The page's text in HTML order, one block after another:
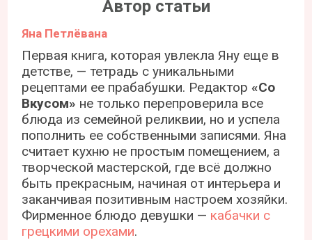
Автор статьи
Яна Петлёвана
Первая книга, которая увлекла Яну еще в
детстве, — тетрадь с уникальными
рецептами ее прабабушки. Редактор«Со
Вкусом» не только перепроверила все
блюда из семейной реликвии, но и успела
пополнить ее собственными записями. Яна
считает кухню не простым помещением, а
творческой мастерской, где всё должно
быть прекрасным, начиная от интерьера и
заканчивая позитивным настроем хозяйки.
Фирменное блюдо девушки — кабачки с
грецкими орехами.